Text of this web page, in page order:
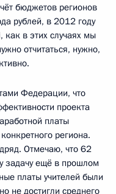
бюджетов регионов
рублей, в 2012 году
как в этих случаях мы
отчитаться, нужно,
Федерации, что
проекта
платы
региона.
Отмечаю, что 62
задачу ещё в прошлом
платы учителей были
не достигли среднего